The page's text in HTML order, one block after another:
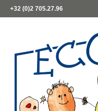
+32 (0)2 705.27.96